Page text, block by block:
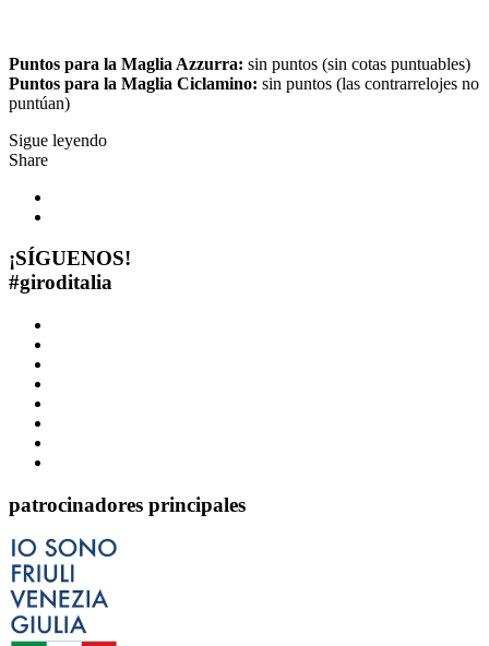
Puntos para la Maglia Azzurra: sin puntos (sin cotas puntuables)
Puntos para la Maglia Ciclamino: sin puntos (las contrarrelojes no
puntúan)
Sigue leyendo
Share
¡SÍGUENOS!
#giroditalia
patrocinadores principales